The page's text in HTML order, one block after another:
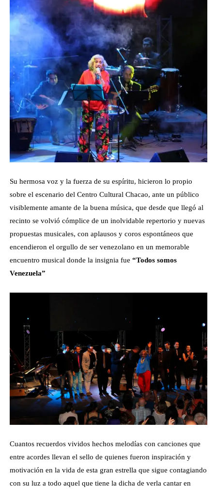
Su hermosa voz y la fuerza de su espíritu, hicieron lo propio
sobre el escenario del Centro Cultural Chacao, ante un público
visiblemente amante de la buena música, que desde que llegó al
recinto se volvió cómplice de un inolvidable repertorio y nuevas
propuestas musicales, con aplausos y coros espontáneos que
encendieron el orgullo de ser venezolano en un memorable
encuentro musical donde la insignia fue “Todos somos
Venezuela”
Cuantos recuerdos vividos hechos melodías con canciones que
entre acordes llevan el sello de quienes fueron inspiración y
motivación en la vida de esta gran estrella que sigue contagiando
con su luz a todo aquel que tiene la dicha de verla cantar en